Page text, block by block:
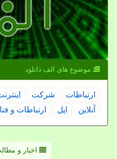
موضوع های الف دانلود
ارتباطات شركت
آنلاین
اپل ارتباطات و
اخبار و